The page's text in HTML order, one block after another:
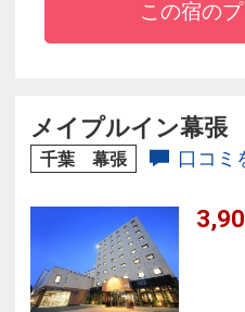
いを叶える居心地の良
★JR京葉線 海浜幕張駅
分！イベントにとっても
ＪＲで約20分☆ 東京駅
この宿の
メイプルイン幕張
千葉 幕張 口コミ